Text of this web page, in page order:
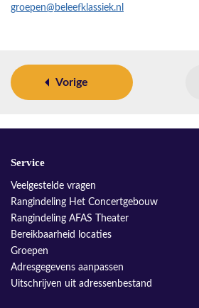
groepen@beleefklassiek.nl
Vorige
Service
Veelgestelde vragen
Rangindeling Het Concertgebouw
Rangindeling AFAS Theater
Bereikbaarheid locaties
Groepen
Adresgegevens aanpassen
Uitschrijven uit adressenbestand